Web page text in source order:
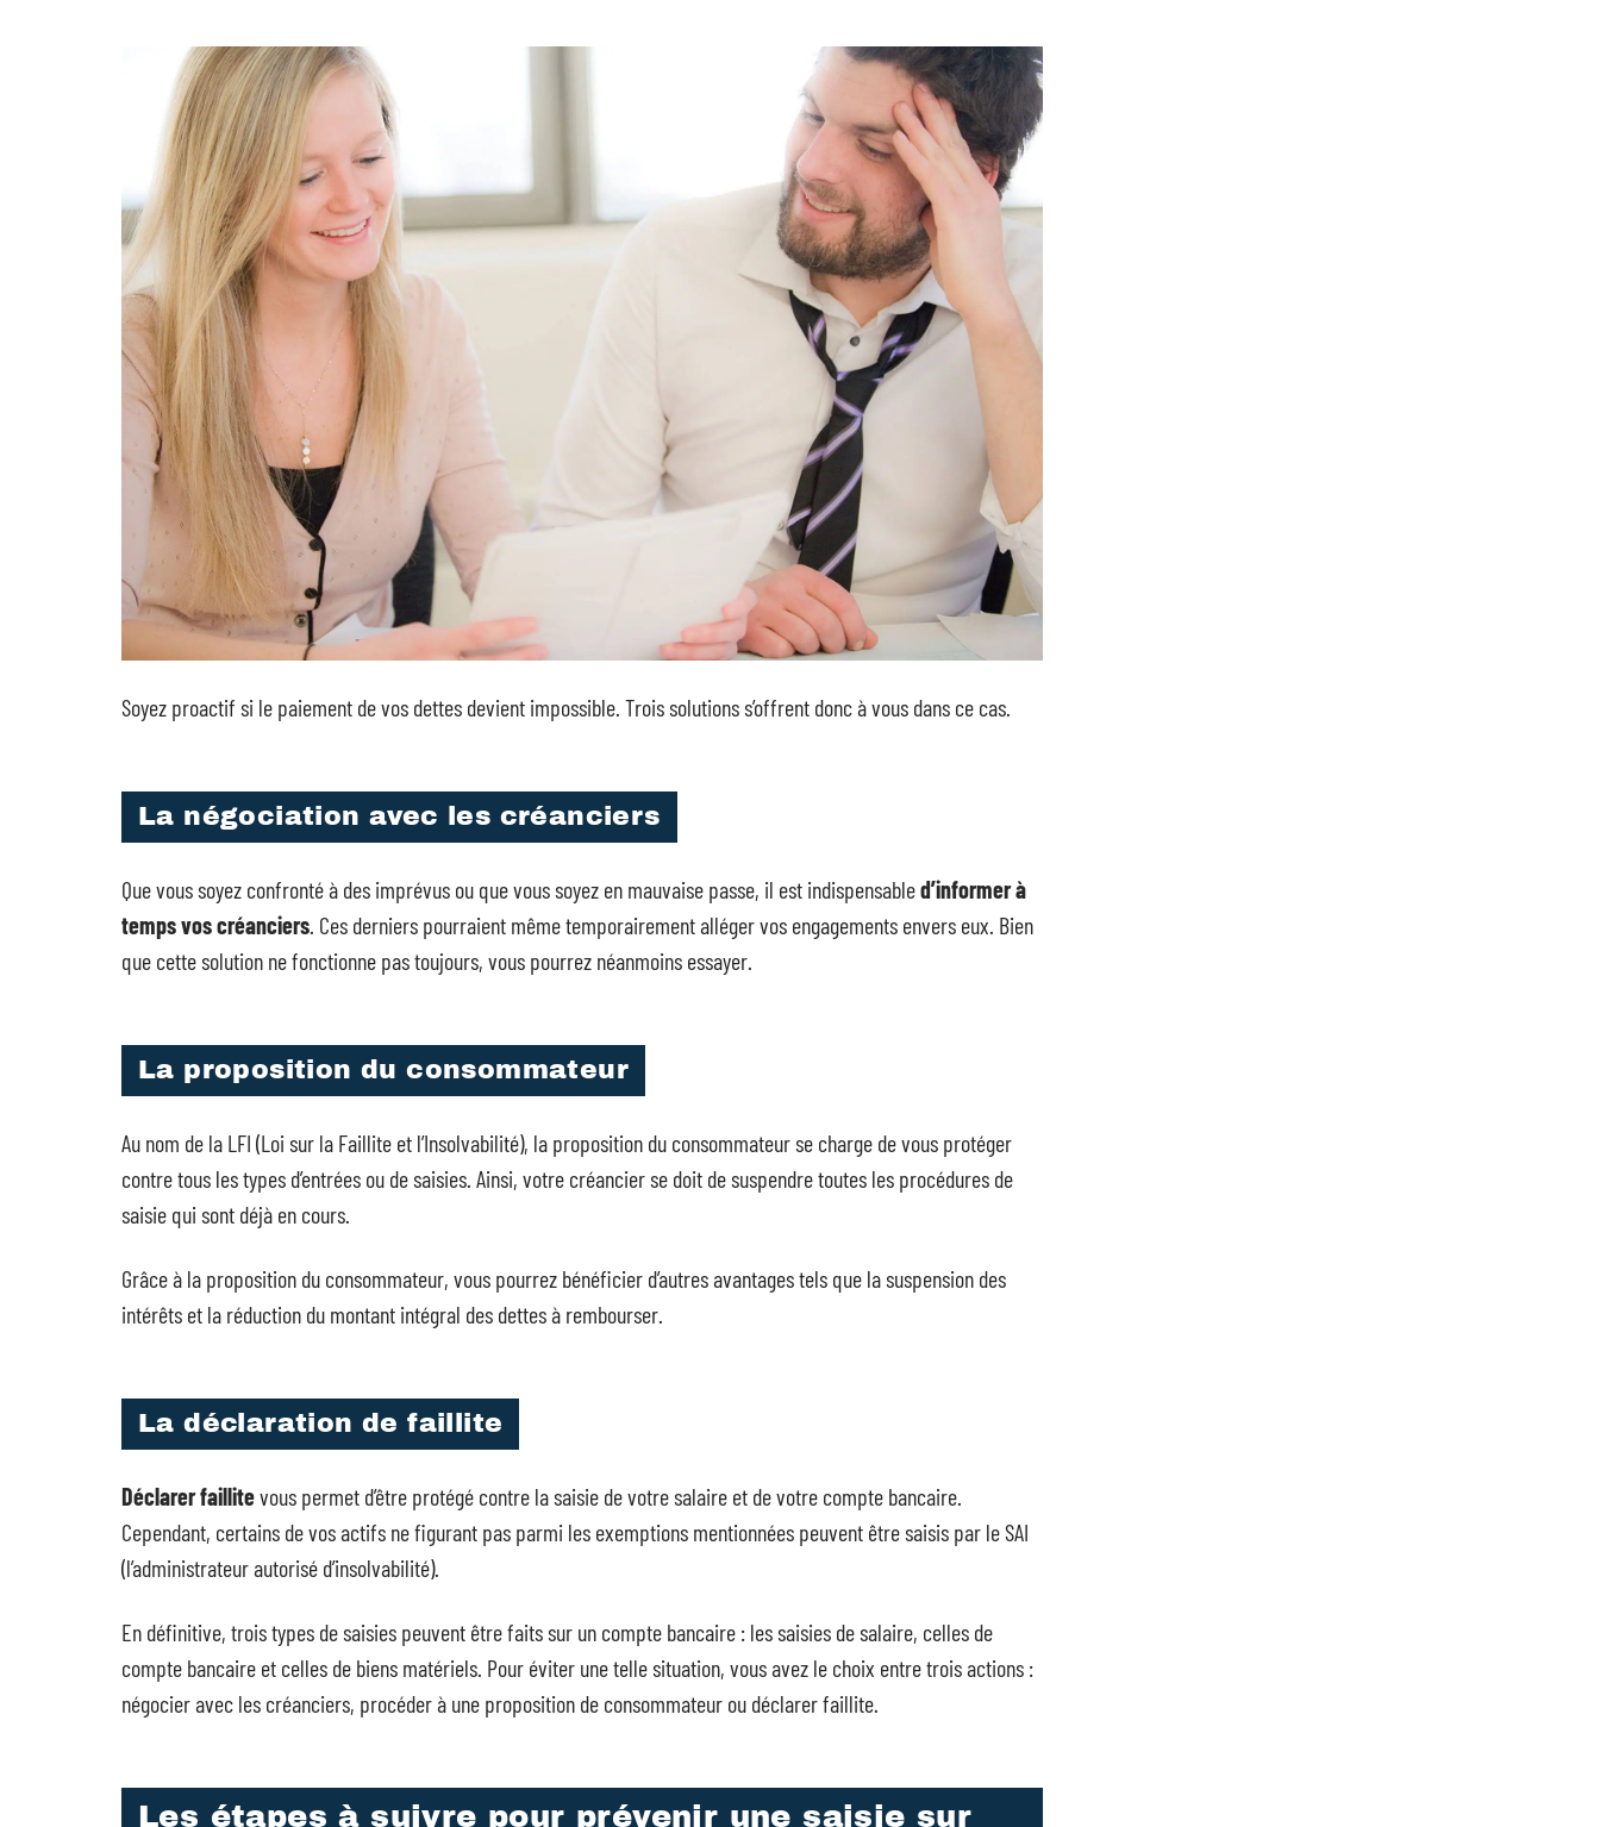
Soyez proactif si le paiement de vos dettes devient impossible. Trois solutions s’offrent donc à vous dans ce cas.
La négociation avec les créanciers
Que vous soyez confronté à des imprévus ou que vous soyez en mauvaise passe, il est indispensabled’informer à
temps vos créanciers. Ces derniers pourraient même temporairement alléger vos engagements envers eux. Bien
que cette solution ne fonctionne pas toujours, vous pourrez néanmoins essayer.
La proposition du consommateur
Au nom de la LFI (Loi sur la Faillite et l’Insolvabilité), la proposition du consommateur se charge de vous protéger
contre tous les types d’entrées ou de saisies. Ainsi, votre créancier se doit de suspendre toutes les procédures de
saisie qui sont déjà en cours.
Grâce à la proposition du consommateur, vous pourrez bénéficier d’autres avantages tels que la suspension des
intérêts et la réduction du montant intégral des dettes à rembourser.
La déclaration de faillite
Déclarer faillitevous permet d’être protégé contre la saisie de votre salaire et de votre compte bancaire.
Cependant, certains de vos actifs ne figurant pas parmi les exemptions mentionnées peuvent être saisis par le SAI
(l’administrateur autorisé d’insolvabilité).
En définitive, trois types de saisies peuvent être faits sur un compte bancaire : les saisies de salaire, celles de
compte bancaire et celles de biens matériels. Pour éviter une telle situation, vous avez le choix entre trois actions :
négocier avec les créanciers, procéder à une proposition de consommateur ou déclarer faillite.
Les étapes à suivre pour prévenir une saisie sur